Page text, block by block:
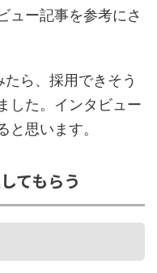
ュー記事を参考にさ
ら、採用できそう
した。インタビュー
思います。
てもらう